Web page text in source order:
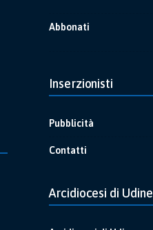
Abbonati
Inserzionisti
Pubblicità
Contatti
Arcidiocesi di Udine